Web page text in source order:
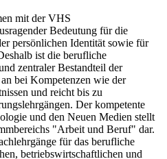
mit der VHS
Bedeutung für die
persönlichen Identität sowie für
ist die berufliche
zentraler Bestandteil der
bei Kompetenzen wie der
und reicht bis zu
Der kompetente
und den Neuen Medien stellt
"Arbeit und Beruf" dar.
für das berufliche
betriebswirtschaftlichen und